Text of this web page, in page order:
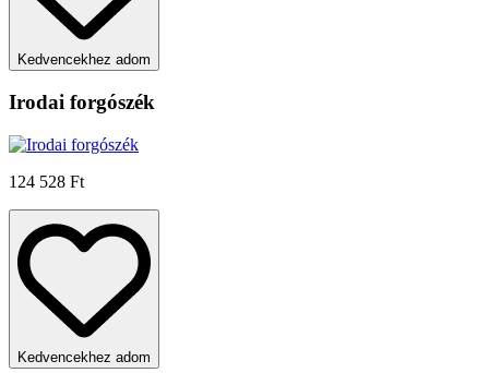
Kedvencekhez adom
Irodai forgószék
124 528 Ft
Kedvencekhez adom